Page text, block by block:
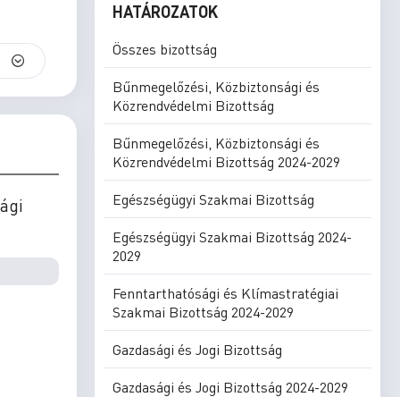
HATÁROZATOK
Összes bizottság
Bűnmegelőzési, Közbiztonsági és
Közrendvédelmi Bizottság
Bűnmegelőzési, Közbiztonsági és
Közrendvédelmi Bizottság 2024-2029
Egészségügyi Szakmai Bizottság
Egészségügyi Szakmai Bizottság 2024-
2029
Fenntarthatósági és Klímastratégiai
Szakmai Bizottság 2024-2029
Gazdasági és Jogi Bizottság
Gazdasági és Jogi Bizottság 2024-2029